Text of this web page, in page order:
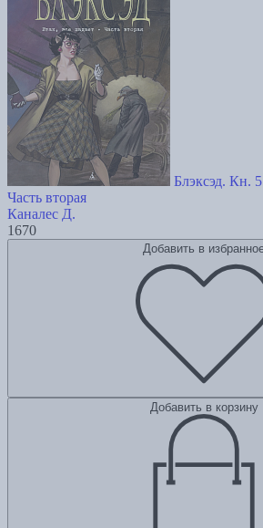
Блэксэд. Кн.
Часть вторая
Каналес Д.
1670
Добавить в
Добавить в корзину